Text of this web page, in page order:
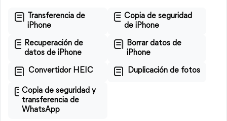
Transferencia de
iPhone
Copia de seguridad
de iPhone
Recuperación de
datos de iPhone
Borrar datos de
iPhone
Convertidor HEIC Duplicación de fotos
Copia de seguridad y
transferencia de
WhatsApp